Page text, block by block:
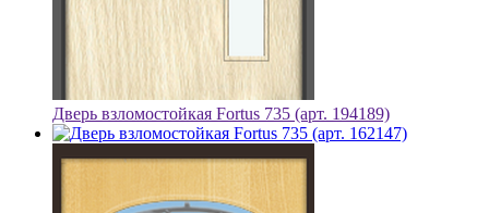
Дверь взломостойкая Fortus 735 (арт. 194189)